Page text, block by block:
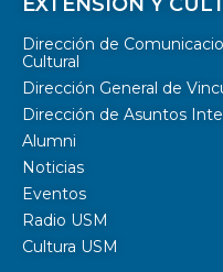
Dirección de
Cultural
Dirección General de
Dirección de Asuntos
Alumni
Noticias
Eventos
Radio USM
Cultura USM